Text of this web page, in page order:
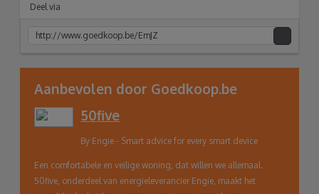
Pinterest
Twitter
Deel via
Aanbevolen door Goedkoop.be
50five
By Engie - Smart advice for every smart device
Een comfortabele en veilige woning, dat willen we allemaal.
50five, onderdeel van energieleverancier Engie, maakt het